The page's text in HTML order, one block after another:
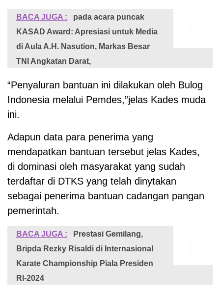
BACA JUGA :
pada acara puncak
KASAD Award: Apresiasi untuk Media
di Aula A.H. Nasution, Markas Besar
TNI Angkatan Darat,
“Penyaluran bantuan ini dilakukan oleh Bulog
Indonesia melalui Pemdes,”jelas Kades muda
ini.
Adapun data para penerima yang
mendapatkan bantuan tersebut jelas Kades,
di dominasi oleh masyarakat yang sudah
terdaftar di DTKS yang telah dinytakan
sebagai penerima bantuan cadangan pangan
pemerintah.
BACA JUGA :
Prestasi Gemilang,
Bripda Rezky Risaldi di Internasional
Karate Championship Piala Presiden
RI-2024